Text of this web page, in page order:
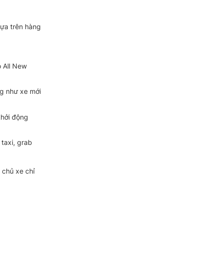
trên hàng
All New
như xe mới
động
grab
chủ xe chỉ